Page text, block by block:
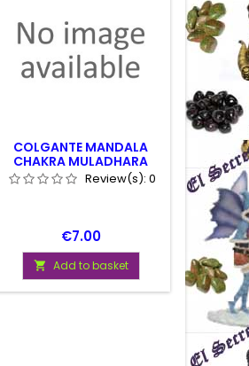
COLGANTE MANDALA
CHAKRA MULADHARA
Review(s): 0
Price
€7.00
 Add to basket 